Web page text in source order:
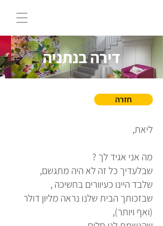
דירה בנתניה
חזרה
ליאת,
מה אני אגיד לך ?
שבלעדיך כל זה לא היה מתגשם,
שלבד היינו כעיוורים בחשיכה ,
שבזכותך הבית שלנו נראה מליון דולר
(ואף ויותר),